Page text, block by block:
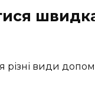
різні види